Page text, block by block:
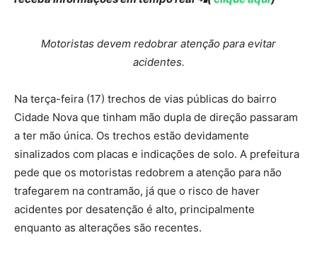
Motoristas devem redobrar atenção para evitar
acidentes.
Na terça-feira (17) trechos de vias públicas do bairro
Cidade Nova que tinham mão dupla de direção passaram
a ter mão única. Os trechos estão devidamente
sinalizados com placas e indicações de solo. A prefeitura
pede que os motoristas redobrem a atenção para não
trafegarem na contramão, já que o risco de haver
acidentes por desatenção é alto, principalmente
enquanto as alterações são recentes.